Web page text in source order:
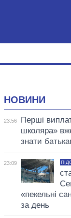
НОВИНИ
23:56
Перші
школяра»
знати
23:09
«пекельні
за день